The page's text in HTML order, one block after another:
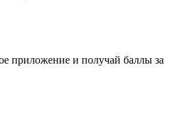
приложение и получай баллы за